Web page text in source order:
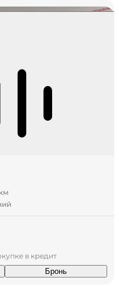
в кредит
Бронь